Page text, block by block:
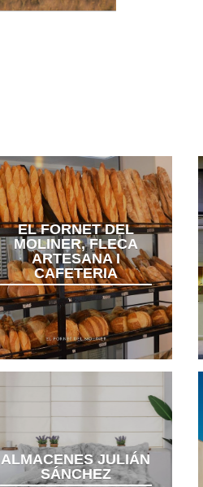
EL FORNET DEL
MOLINER, FLECA
ARTESANA I
CAFETERIA
ALMACENES JULIÁN
SÁNCHEZ